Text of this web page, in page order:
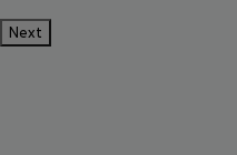
Next